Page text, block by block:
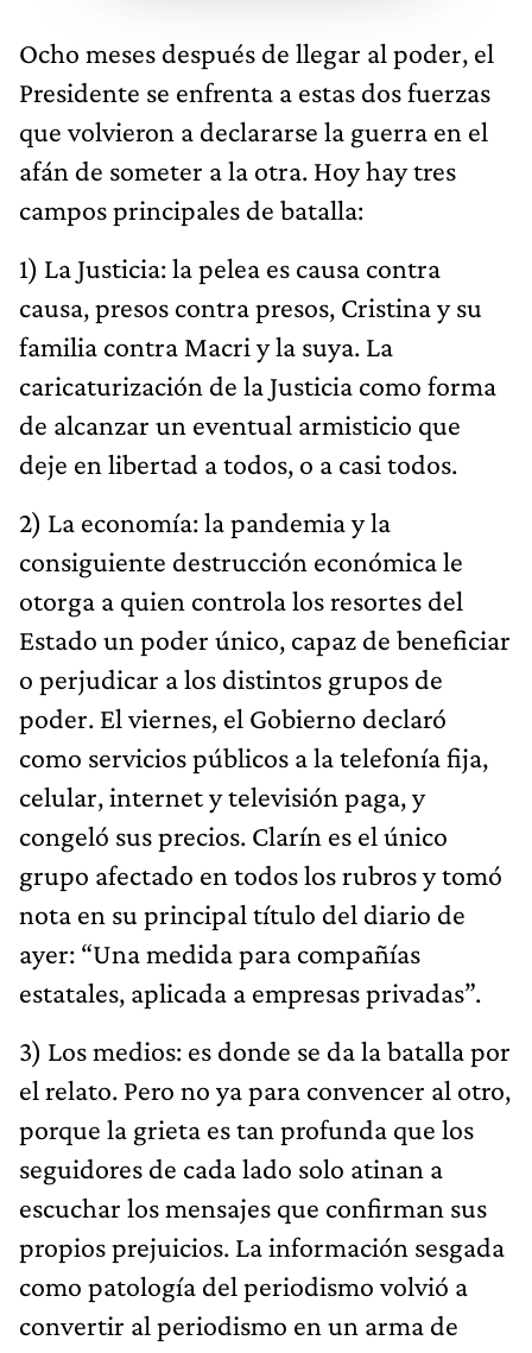
Ocho meses después de llegar al poder, el
Presidente se enfrenta a estas dos fuerzas
que volvieron a declararse la guerra en el
afán de someter a la otra. Hoy hay tres
campos principales de batalla:
1) La Justicia: la pelea es causa contra
causa, presos contra presos, Cristina y su
familia contra Macri y la suya. La
caricaturización de la Justicia como forma
de alcanzar un eventual armisticio que
deje en libertad a todos, o a casi todos.
2) La economía: la pandemia y la
consiguiente destrucción económica le
otorga a quien controla los resortes del
Estado un poder único, capaz de beneficiar
o perjudicar a los distintos grupos de
poder. El viernes, el Gobierno declaró
como servicios públicos a la telefonía fija,
celular, internet y televisión paga, y
congeló sus precios. Clarín es el único
grupo afectado en todos los rubros y tomó
nota en su principal título del diario de
ayer: “Una medida para compañías
estatales, aplicada a empresas privadas”.
3) Los medios: es donde se da la batalla por
el relato. Pero no ya para convencer al otro,
porque la grieta es tan profunda que los
seguidores de cada lado solo atinan a
escuchar los mensajes que confirman sus
propios prejuicios. La información sesgada
como patología del periodismo volvió a
convertir al periodismo en un arma de